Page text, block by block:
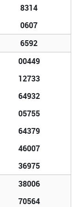
8314
0607
6592
00449
12733
64932
05755
64379
46007
36975
38006
70564